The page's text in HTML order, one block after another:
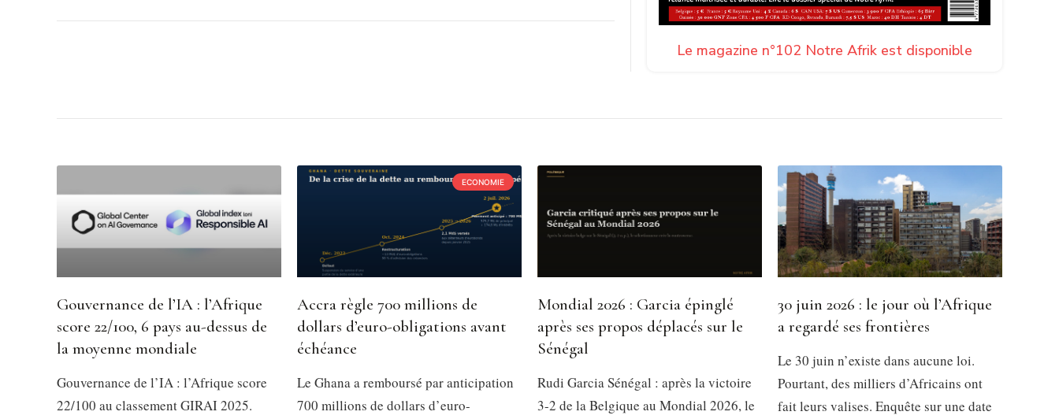
Le magazine n°102 Notre Afrik est disponible
Gouvernance de l’IA : l’Afrique
score 22/100, 6 pays au-dessus de
la moyenne mondiale
Gouvernance de l’IA : l’Afrique score
22/100 au classement GIRAI 2025.
ECONOMIE
Accra règle 700 millions de
dollars d’euro-obligations avant
échéance
Le Ghana a remboursé par anticipation
700 millions de dollars d’euro-
Mondial 2026 : Garcia épinglé
après ses propos déplacés sur le
Sénégal
Rudi Garcia Sénégal : après la victoire
3-2 de la Belgique au Mondial 2026, le
30 juin 2026 : le jour où l’Afrique
a regardé ses frontières
Le 30 juin n’existe dans aucune loi.
Pourtant, des milliers d’Africains ont
fait leurs valises. Enquête sur une date